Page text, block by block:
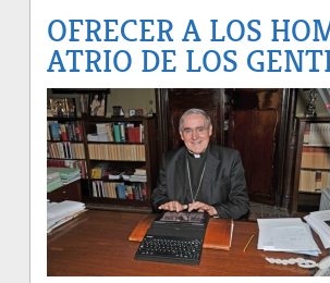
OFRECER A LOS
ATRIO DE LOS